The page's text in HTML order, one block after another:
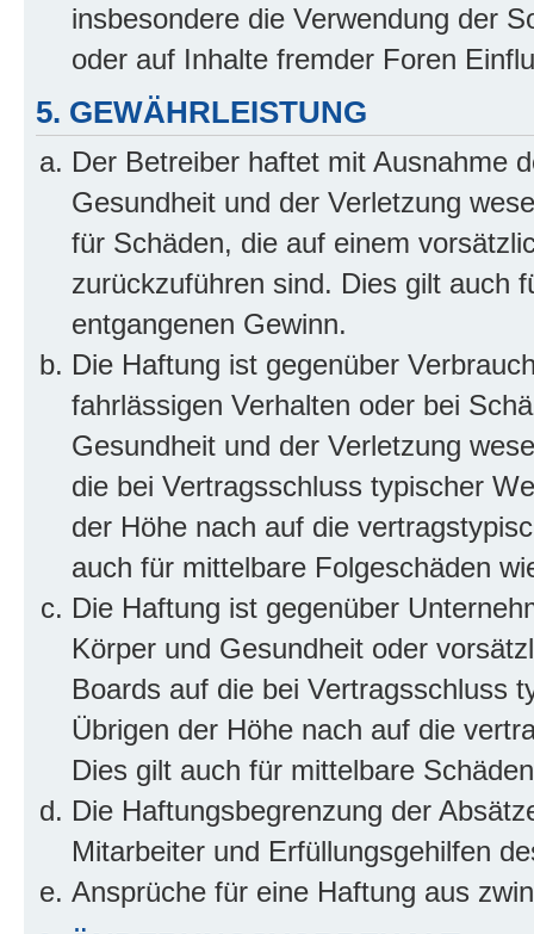
insbesondere die Verwendung der
oder auf Inhalte fremder Foren
5. GEWÄHRLEISTUNG
Der Betreiber haftet mit Ausnahme
Gesundheit und der Verletzung
für Schäden, die auf einem
zurückzuführen sind. Dies gilt auch
entgangenen Gewinn.
Die Haftung ist gegenüber
fahrlässigen Verhalten oder bei
Gesundheit und der Verletzung
die bei Vertragsschluss typischer
der Höhe nach auf die
auch für mittelbare Folgeschäden
Die Haftung ist gegenüber
Körper und Gesundheit oder
Boards auf die bei Vertragsschluss
Übrigen der Höhe nach auf die
Dies gilt auch für mittelbare
Die Haftungsbegrenzung der
Mitarbeiter und Erfüllungsgehilfen
Ansprüche für eine Haftung aus